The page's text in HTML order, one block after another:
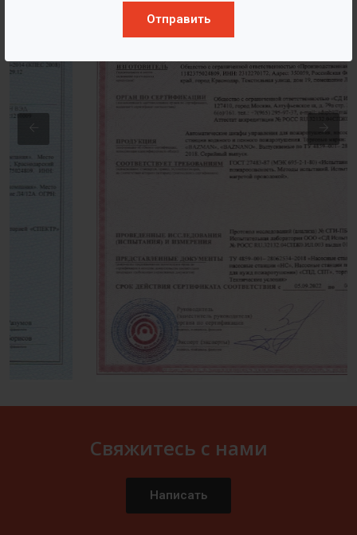
Отправить
Свяжитесь с нами
Написать